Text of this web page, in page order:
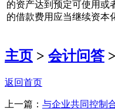
的资产达到预定可使用或
的借款费用应当继续资本
主页 > 会计问答>
返回首页
上一篇： 与企业共同控制